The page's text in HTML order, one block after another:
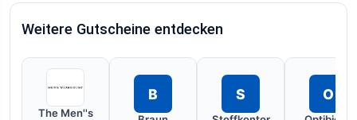
Weitere Gutscheine entdecken
The Men''s
B S O